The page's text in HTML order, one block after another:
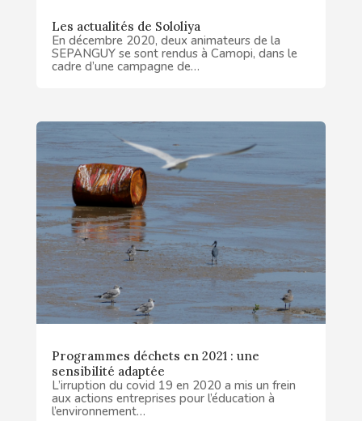
Les actualités de Sololiya
En décembre 2020, deux animateurs de la
SEPANGUY se sont rendus à Camopi, dans le
cadre d’une campagne de…
Programmes déchets en 2021 : une
sensibilité adaptée
L’irruption du covid 19 en 2020 a mis un frein
aux actions entreprises pour l’éducation à
l’environnement…